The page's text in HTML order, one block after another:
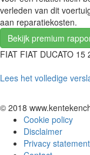
verleden van dit
aan reparatiekosten.
Bekijk premium
FIAT FIAT DUCATO
Lees het volledige
© 2018
Cookie policy
Disclaimer
Privacy statement